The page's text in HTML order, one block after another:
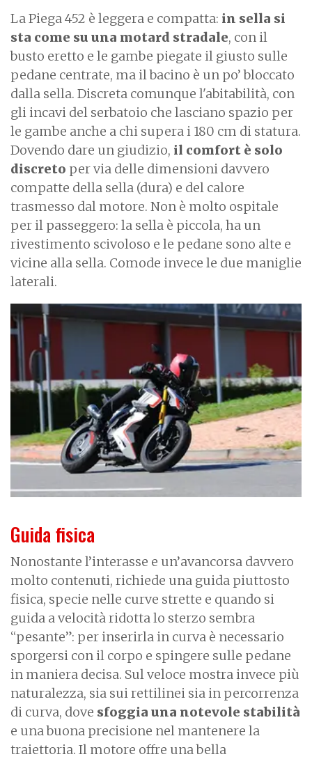
La Piega 452 è leggera e compatta: in sella si
sta come su una motard stradale, con il
busto eretto e le gambe piegate il giusto sulle
pedane centrate, ma il bacino è un po’ bloccato
dalla sella. Discreta comunque l'abitabilità, con
gli incavi del serbatoio che lasciano spazio per
le gambe anche a chi supera i 180 cm di statura.
Dovendo dare un giudizio, il comfort è solo
discreto per via delle dimensioni davvero
compatte della sella (dura) e del calore
trasmesso dal motore. Non è molto ospitale
per il passeggero: la sella è piccola, ha un
rivestimento scivoloso e le pedane sono alte e
vicine alla sella. Comode invece le due maniglie
laterali.
I
m
e
Guida fisica
Nonostante l’interasse e un’avancorsa davvero
molto contenuti, richiede una guida piuttosto
fisica, specie nelle curve strette e quando si
guida a velocità ridotta lo sterzo sembra
“pesante”: per inserirla in curva è necessario
sporgersi con il corpo e spingere sulle pedane
in maniera decisa. Sul veloce mostra invece più
naturalezza, sia sui rettilinei sia in percorrenza
di curva, dove sfoggia una notevole stabilità
e una buona precisione nel mantenere la
traiettoria. Il motore offre una bella